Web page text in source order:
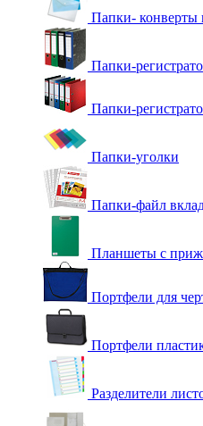
Папки- конверты
Папки-
Папки-
Папки-уголки
Папки-файл
Планшеты с
Портфели для
Портфели
Разделители